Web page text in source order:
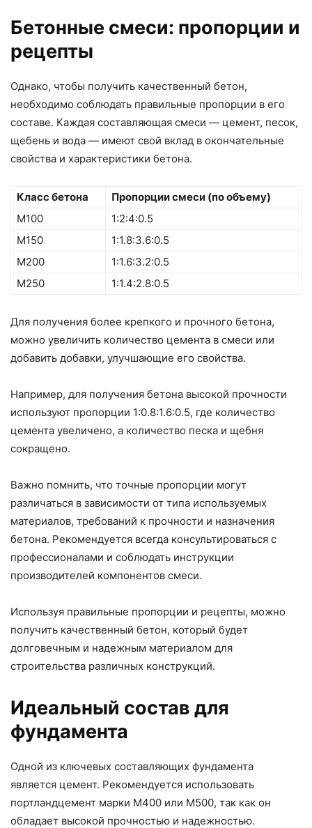
Бетонные смеси: пропорции и
рецепты
Однако, чтобы получить качественный бетон,
необходимо соблюдать правильные пропорции в его
составе. Каждая составляющая смеси — цемент, песок,
щебень и вода — имеют свой вклад в окончательные
свойства и характеристики бетона.
Класс бетона
Пропорции смеси (по объему)
М100
1:2:4:0.5
М150
1:1.8:3.6:0.5
М200
1:1.6:3.2:0.5
М250
1:1.4:2.8:0.5
Для получения более крепкого и прочного бетона,
можно увеличить количество цемента в смеси или
добавить добавки, улучшающие его свойства.
Например, для получения бетона высокой прочности
используют пропорции 1:0.8:1.6:0.5, где количество
цемента увеличено, а количество песка и щебня
сокращено.
Важно помнить, что точные пропорции могут
различаться в зависимости от типа используемых
материалов, требований к прочности и назначения
бетона. Рекомендуется всегда консультироваться с
профессионалами и соблюдать инструкции
производителей компонентов смеси.
Используя правильные пропорции и рецепты, можно
получить качественный бетон, который будет
долговечным и надежным материалом для
строительства различных конструкций.
Идеальный состав для
фундамента
Одной из ключевых составляющих фундамента
является цемент. Рекомендуется использовать
портландцемент марки М400 или М500, так как он
обладает высокой прочностью и надежностью.